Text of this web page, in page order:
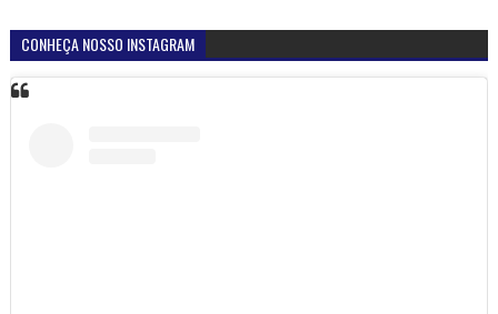
CONHEÇA NOSSO INSTAGRAM